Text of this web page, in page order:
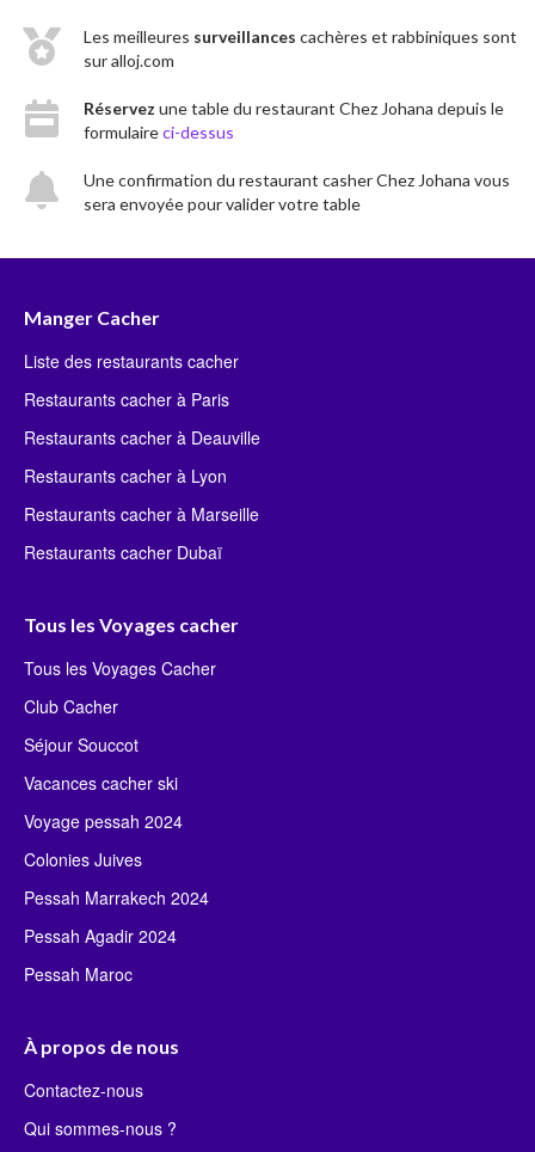
Les meilleures surveillances cachères et rabbiniques sont
sur alloj.com
Réservez une table du restaurant Chez Johana depuis le
formulaireci-dessus
Une confirmation du restaurant casher Chez Johana vous
sera envoyée pour valider votre table
Manger Cacher
Liste des restaurants cacher
Restaurants cacher à Paris
Restaurants cacher à Deauville
Restaurants cacher à Lyon
Restaurants cacher à Marseille
Restaurants cacher Dubaï
Tous les Voyages cacher
Tous les Voyages Cacher
Club Cacher
Séjour Souccot
Vacances cacher ski
Voyage pessah 2024
Colonies Juives
Pessah Marrakech 2024
Pessah Agadir 2024
Pessah Maroc
À propos de nous
Contactez-nous
Qui sommes-nous ?